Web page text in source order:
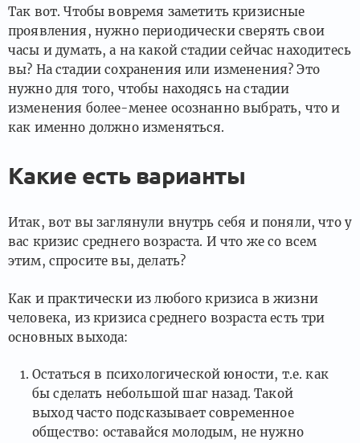
Так вот. Чтобы вовремя заметить кризисные
проявления, нужно периодически сверять свои
часы и думать, а на какой стадии сейчас находитесь
вы? На стадии сохранения или изменения? Это
нужно для того, чтобы находясь на стадии
изменения более-менее осознанно выбрать, что и
как именно должно изменяться.
Какие есть варианты
Итак, вот вы заглянули внутрь себя и поняли, что у
вас кризис среднего возраста. И что же со всем
этим, спросите вы, делать?
Как и практически из любого кризиса в жизни
человека, из кризиса среднего возраста есть три
основных выхода:
Остаться в психологической юности, т.е. как
бы сделать небольшой шаг назад. Такой
выход часто подсказывает современное
общество: оставайся молодым, не нужно